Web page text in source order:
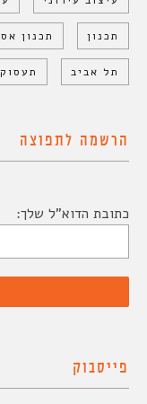
תכנון תכנון
תל אביב
הרשמה לתפוצה
כתובת הדוא"ל שלך:
פייסבוק